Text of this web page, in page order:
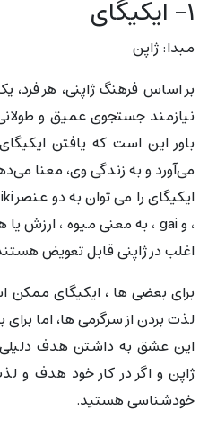
۱- ایکیگای
مبدا: ژاپن
بر اساس فرهنگ ژاپنی، هر فرد،
نیازمند جستجوی عمیق و
باور این است که یافتن
می‌آورد و به زندگی وی، معنا
اغلب در ژاپنی قابل تعویض
برای بعضی ها ، ایکیگای ممکن
لذت بردن از سرگرمی ها، اما
این عشق به داشتن هدف دلیلی
ژاپن و اگر در کار خود هدف و
خودشناسی هستید.